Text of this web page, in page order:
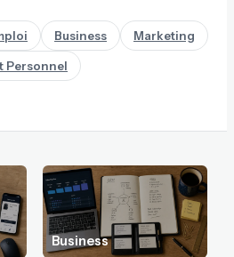
Business Marketing
Personnel
Business